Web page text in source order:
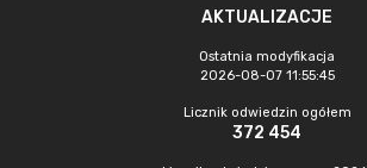
AKTUALIZACJE
Ostatnia modyfikacja
2026-08-07 11:55:45
Licznik odwiedzin ogółem
372 454